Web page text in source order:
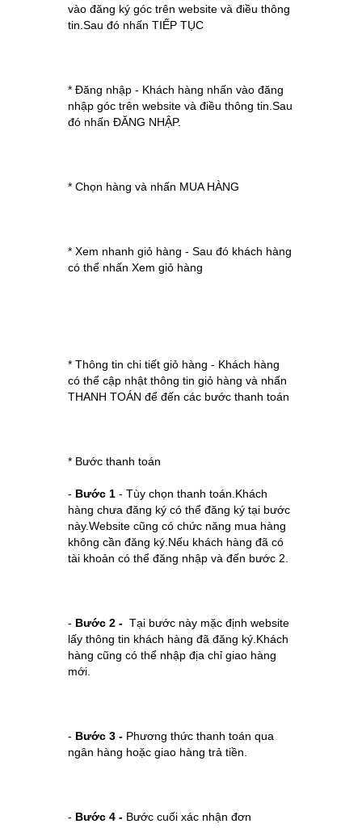
vào đăng ký góc trên website và điều thông
tin.Sau đó nhấn TIẾP TỤC
* Đăng nhập - Khách hàng nhấn vào đăng
nhập góc trên website và điều thông tin.Sau
đó nhấn ĐĂNG NHẬP.
* Chọn hàng và nhấn MUA HÀNG
* Xem nhanh giỏ hàng - Sau đó khách hàng
có thể nhấn Xem giỏ hàng
* Thông tin chi tiết giỏ hàng - Khách hàng
có thể cập nhật thông tin giỏ hàng và nhấn
THANH TOÁN để đến các bước thanh toán
* Bước thanh toán
- Bước 1 - Tùy chọn thanh toán.Khách
hàng chưa đăng ký có thể đăng ký tại bước
này.Website cũng có chức năng mua hàng
không cần đăng ký.Nếu khách hàng đã có
tài khoản có thể đăng nhập và đến bước 2.
- Bước 2 - Tại bước này mặc định website
lấy thông tin khách hàng đã đăng ký.Khách
hàng cũng có thể nhập địa chỉ giao hàng
mới.
- Bước 3 - Phương thức thanh toán qua
ngân hàng hoặc giao hàng trả tiền.
- Bước 4 - Bước cuối xác nhận đơn